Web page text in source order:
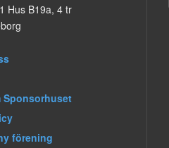
Hus B19a, 4 tr
Sponsorhuset
förening